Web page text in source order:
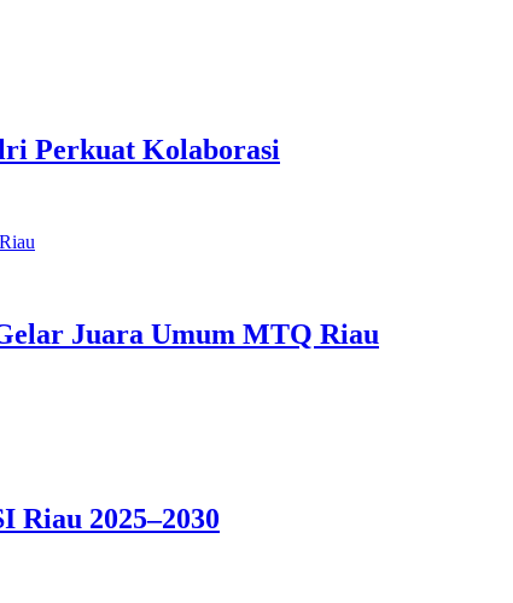
Perkuat Kolaborasi
Juara Umum MTQ Riau
Riau 2025–2030